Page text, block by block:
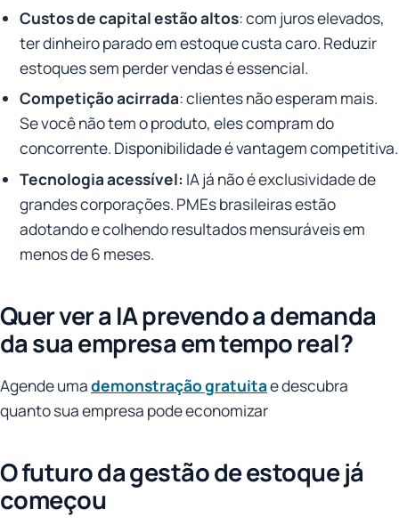
Custos de capital estão altos: com juros elevados,
ter dinheiro parado em estoque custa caro. Reduzir
estoques sem perder vendas é essencial.
Competição acirrada: clientes não esperam mais.
Se você não tem o produto, eles compram do
concorrente. Disponibilidade é vantagem competitiva.
Tecnologia acessível: IA já não é exclusividade de
grandes corporações. PMEs brasileiras estão
adotando e colhendo resultados mensuráveis em
menos de 6 meses.
Quer ver a IA prevendo a demanda
da sua empresa em tempo real?
Agende umademonstração gratuitae descubra
quanto sua empresa pode economizar
O futuro da gestão de estoque já
começou